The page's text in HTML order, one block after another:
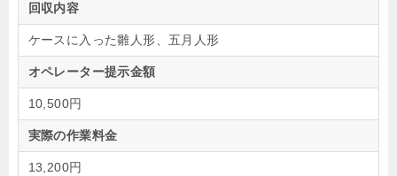
回収内容
ケースに入った雛人形、五月人形
オペレーター提示金額
10,500円
実際の作業料金
13,200円